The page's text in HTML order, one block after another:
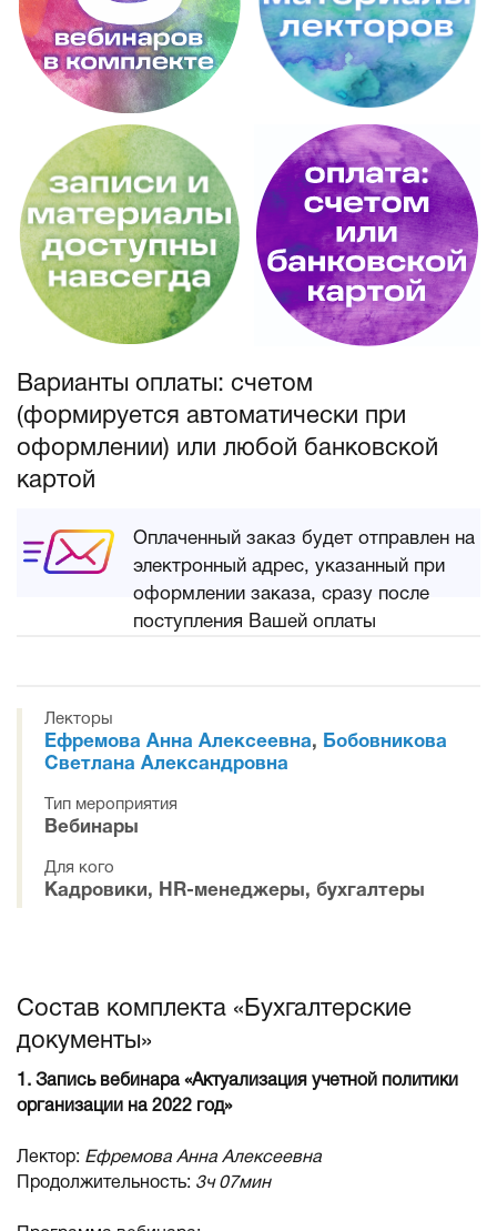
Варианты оплаты: счетом
(формируется автоматически при
оформлении) или любой банковской
картой
Оплаченный заказ будет отправлен на
электронный адрес, указанный при
оформлении заказа, сразу после
поступления Вашей оплаты
Лекторы
Ефремова Анна Алексеевна, Бобовникова
Светлана Александровна
Тип мероприятия
Вебинары
Для кого
Кадровики, HR-менеджеры, бухгалтеры
Состав комплекта «Бухгалтерские
документы»
1. Запись вебинара «Актуализация учетной политики
организации на 2022 год»
Лектор: Ефремова Анна Алексеевна
Продолжительность: 3ч 07мин